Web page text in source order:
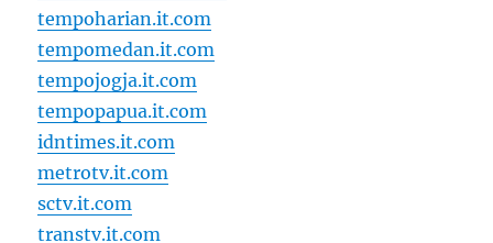
tempoharian.it.com
tempomedan.it.com
tempojogja.it.com
tempopapua.it.com
idntimes.it.com
metrotv.it.com
sctv.it.com
transtv.it.com